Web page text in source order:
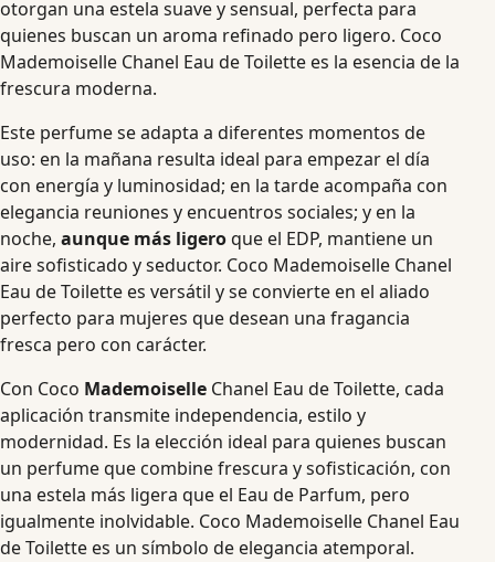
otorgan una estela suave y sensual, perfecta para
quienes buscan un aroma refinado pero ligero. Coco
Mademoiselle Chanel Eau de Toilette es la esencia de la
frescura moderna.
Este perfume se adapta a diferentes momentos de
uso: en la mañana resulta ideal para empezar el día
con energía y luminosidad; en la tarde acompaña con
elegancia reuniones y encuentros sociales; y en la
noche, aunque más ligeroque el EDP, mantiene un
aire sofisticado y seductor. Coco Mademoiselle Chanel
Eau de Toilette es versátil y se convierte en el aliado
perfecto para mujeres que desean una fragancia
fresca pero con carácter.
Con Coco Mademoiselle Chanel Eau de Toilette, cada
aplicación transmite independencia, estilo y
modernidad. Es la elección ideal para quienes buscan
un perfume que combine frescura y sofisticación, con
una estela más ligera que el Eau de Parfum, pero
igualmente inolvidable. Coco Mademoiselle Chanel Eau
de Toilette es un símbolo de elegancia atemporal.